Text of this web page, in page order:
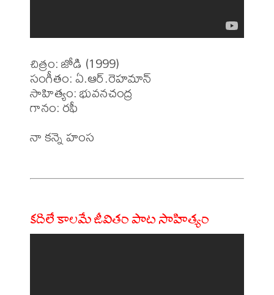
చిత్రం: జోడి (1999)
సంగీతం: ఏ.ఆర్.రెహమాన్
సాహిత్యం: భువనచంద్ర
గానం: రఫీ
నా కన్నె హంస
కదిలే కాలమే జీవితం పాట సాహిత్యం